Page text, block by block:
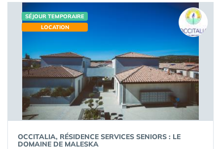
SÉJOUR TEMPORAIRE
LOCATION
OCCITALIA, RÉSIDENCE SERVICES SENIORS : LE
DOMAINE DE MALESKA